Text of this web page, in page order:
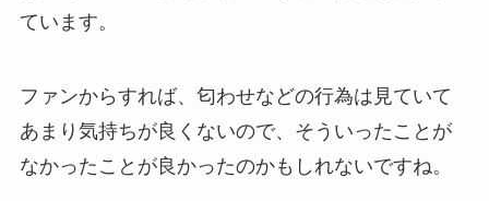
ています。
ファンからすれば、匂わせなどの行為は見ていて
あまり気持ちが良くないので、そういったことが
なかったことが良かったのかもしれないですね。